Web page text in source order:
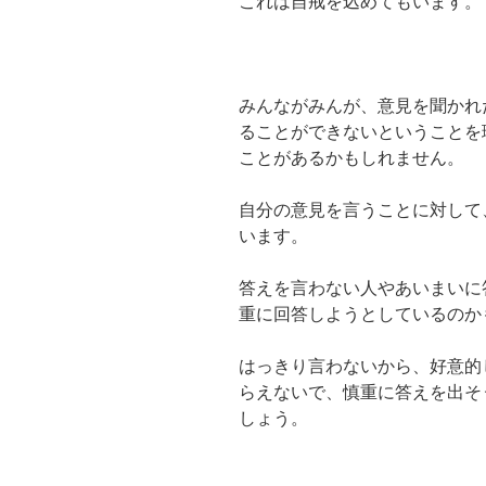
みんながみんが、意見を聞か
ることができないということ
ことがあるかもしれません。
自分の意見を言うことに対し
います。
答えを言わない人やあいまい
重に回答しようとしているの
はっきり言わないから、好意
らえないで、慎重に答えを出
しょう。